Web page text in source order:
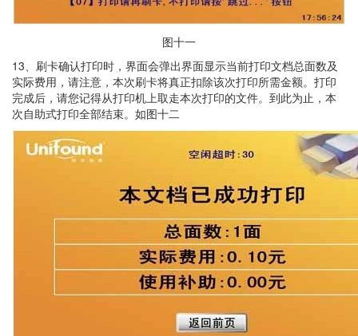
图十一
13、刷卡确认打印时，界面会弹出界面显示当前打印文档总面数及
实际费用，请注意，本次刷卡将真正扣除该次打印所需金额。打印
完成后，请您记得从打印机上取走本次打印的文件。到此为止，本
次自助式打印全部结束。如图十二